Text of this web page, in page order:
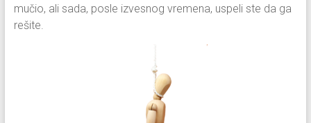
mučio, ali sada, posle izvesnog vremena, uspeli ste da ga
rešite.